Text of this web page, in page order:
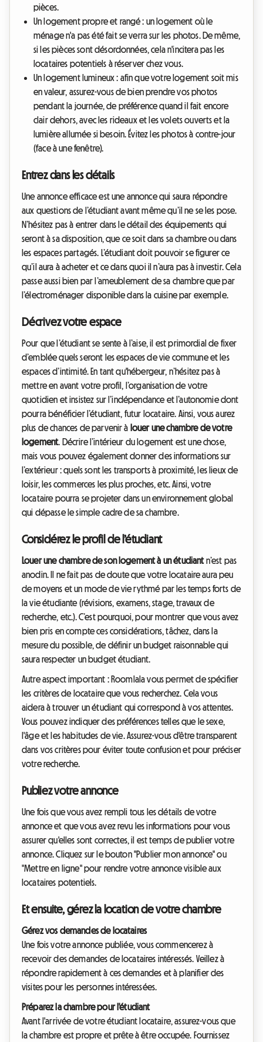
pièces.
Un logement propre et rangé : un logement où le
ménage n'a pas été fait se verra sur les photos. De même,
si les pièces sont désordonnées, cela n'incitera pas les
locataires potentiels à réserver chez vous.
Un logement lumineux : afin que votre logement soit mis
en valeur, assurez-vous de bien prendre vos photos
pendant la journée, de préférence quand il fait encore
clair dehors, avec les rideaux et les volets ouverts et la
lumière allumée si besoin. Évitez les photos à contre-jour
(face à une fenêtre).
Entrez dans les détails
Une annonce efficace est une annonce qui saura répondre
aux questions de l’étudiant avant même qu’il ne se les pose.
N’hésitez pas à entrer dans le détail des équipements qui
seront à sa disposition, que ce soit dans sa chambre ou dans
les espaces partagés. L’étudiant doit pouvoir se figurer ce
qu’il aura à acheter et ce dans quoi il n’aura pas à investir. Cela
passe aussi bien par l’ameublement de sa chambre que par
l’électroménager disponible dans la cuisine par exemple.
Décrivez votre espace
Pour que l’étudiant se sente à l’aise, il est primordial de fixer
d’emblée quels seront les espaces de vie commune et les
espaces d’intimité. En tant qu'hébergeur, n’hésitez pas à
mettre en avant votre profil, l’organisation de votre
quotidien et insistez sur l’indépendance et l’autonomie dont
pourra bénéficier l’étudiant, futur locataire. Ainsi, vous aurez
plus de chances de parvenir à louer une chambre de votre
logement. Décrire l’intérieur du logement est une chose,
mais vous pouvez également donner des informations sur
l’extérieur : quels sont les transports à proximité, les lieux de
loisir, les commerces les plus proches, etc. Ainsi, votre
locataire pourra se projeter dans un environnement global
qui dépasse le simple cadre de sa chambre.
Considérez le profil de l’étudiant
Louer une chambre de son logement à un étudiantn’est pas
anodin. Il ne fait pas de doute que votre locataire aura peu
de moyens et un mode de vie rythmé par les temps forts de
la vie étudiante (révisions, examens, stage, travaux de
recherche, etc.). C’est pourquoi, pour montrer que vous avez
bien pris en compte ces considérations, tâchez, dans la
mesure du possible, de définir un budget raisonnable qui
saura respecter un budget étudiant.
Autre aspect important : Roomlala vous permet de spécifier
les critères de locataire que vous recherchez. Cela vous
aidera à trouver un étudiant qui correspond à vos attentes.
Vous pouvez indiquer des préférences telles que le sexe,
l'âge et les habitudes de vie. Assurez-vous d'être transparent
dans vos critères pour éviter toute confusion et pour préciser
votre recherche.
Publiez votre annonce
Une fois que vous avez rempli tous les détails de votre
annonce et que vous avez revu les informations pour vous
assurer qu'elles sont correctes, il est temps de publier votre
annonce. Cliquez sur le bouton "Publier mon annonce" ou
"Mettre en ligne" pour rendre votre annonce visible aux
locataires potentiels.
Et ensuite, gérez la location de votre chambre
Gérez vos demandes de locataires
Une fois votre annonce publiée, vous commencerez à
recevoir des demandes de locataires intéressés. Veillez à
répondre rapidement à ces demandes et à planifier des
visites pour les personnes intéressées.
Préparez la chambre pour l'étudiant
Avant l'arrivée de votre étudiant locataire, assurez-vous que
la chambre est propre et prête à être occupée. Fournissez